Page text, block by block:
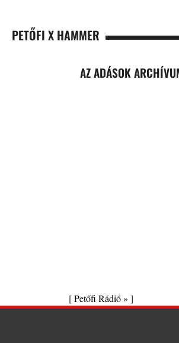
PETŐFI X HAMMER
AZ ADÁSOK
[Petőfi Rádió » ]